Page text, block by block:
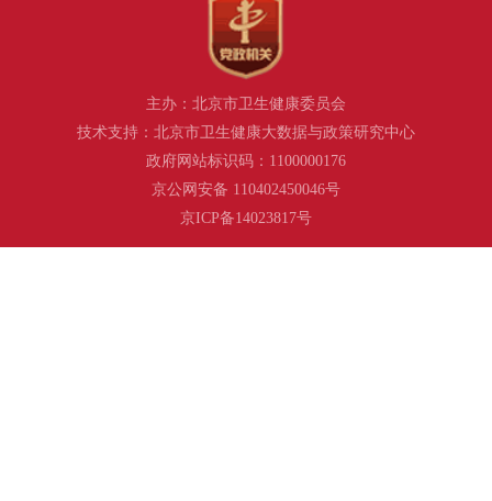
主办：北京市卫生健康委员会
技术支持：北京市卫生健康大数据与政策研究中心
政府网站标识码：1100000176
京公网安备 110402450046号
京ICP备14023817号